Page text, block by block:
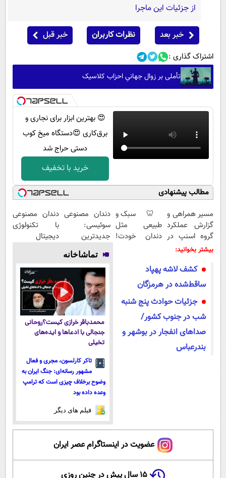
از جزئیات این ماجرا
خبر بعد نظرات کاربران خبر قبل
اشتراک گذاری :
تأملی بر زوال جهانیِ احزاب کلاسیک
😍 بهترین ابزار برای نجاری و
برق‌کاری 😍دستگاه میخ کوب
دستی حراج شد
خرید با تخفیف
مطالب پیشنهادی
مسیر همراهی و
گزارش عملکرد
گروه اسنپ در
۱۴۰۴
🦷 سبک و
طبیعی مثل
دندان خودت!
اقساطی 💳 📍
تهران
دندان مصنوعی
سوئیسی:
جدیدترین
فناوری اروپا،
سبک و مقاوم |
پرداخت قسطی
دندان مصنوعی
با تکنولوژی
دیجیتال
بیشتر بخوانید:
کشف لاشه پهپاد
ساقط‌شده در هرمزگان
جزئیات حوادث پنج شنبه
شب در جنوب کشور/
صداهای انفجار در بوشهر و
بندرعباس
تماشاخانه
محمدباقر خرازی کیست؟روحانی
جنجالی با ادعاها و ایده‌های
تخیلی
تاکر کارلسون، مجری و فعال
مشهور رسانه‌ای: جنگ ایران به
وضوح برخلاف چیزی است که ترامپ
وعده داده بود
فیلم های دیگر
عضویت در اینستاگرام عصر ایران
۱۵ سال پیش در چنین روزی